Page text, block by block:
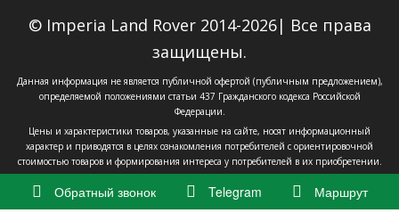
© Imperia Land Rover 2014-2026| Все права
защищены.
Данная информация не является публичной офертой (публичным предложением),
определяемой положениями статьи 437 Гражданского кодекса Российской
Федерации.
Цены и характеристики товаров, указанные на сайте, носят информационный
характер и приводятся в целях ознакомления потребителей с ориентировочной
стоимостью товаров и формирования интереса у потребителей в их приобретении.
Обратный звонок Telegram Маршрут